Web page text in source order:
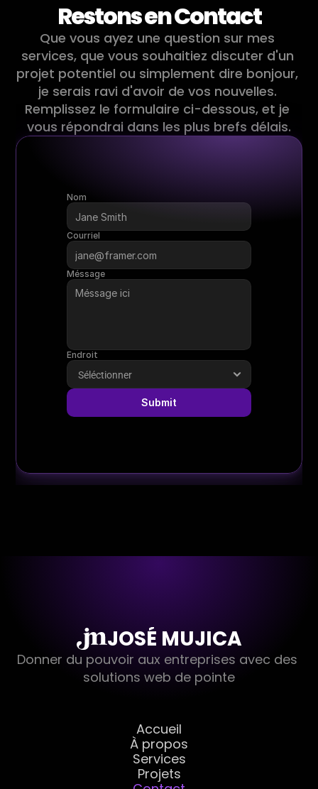
Restons en Contact
Que vous ayez une question sur mes
services, que vous souhaitiez discuter d'un
projet potentiel ou simplement dire bonjour,
je serais ravi d'avoir de vos nouvelles.
Remplissez le formulaire ci-dessous, et je
vous répondrai dans les plus brefs délais.
Nom
Courriel
Méssage
Endroit
Submit
JOSÉ MUJICA
Donner du pouvoir aux entreprises avec des
solutions web de pointe
Accueil
À propos
Services
Projets